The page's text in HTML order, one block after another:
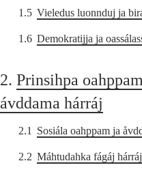
1.5 Vieledus luonnduj ja
1.6 Demokratijja ja
2. Prinsihpa
ávddama hárráj
2.1 Sosiála oahppam ja
2.2 Máhtudahka fágáj hárráj